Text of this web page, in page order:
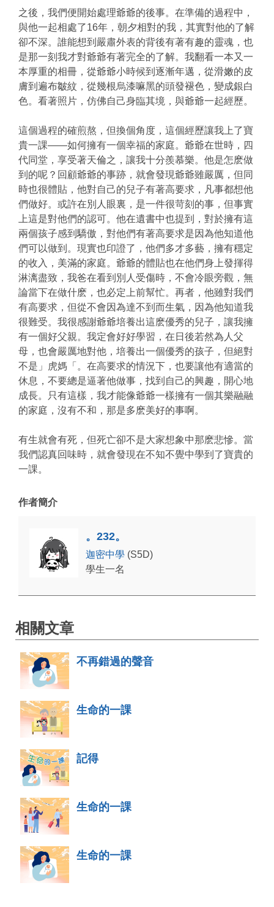
之後，我們便開始處理爺爺的後事。在準備的過程中，
與他一起相處了16年，朝夕相對的我，其實對他的了解
卻不深。誰能想到嚴肅外表的背後有著有趣的靈魂，也
是那一刻我才對爺爺有著完全的了解。我翻看一本又一
本厚重的相冊，從爺爺小時候到逐漸年邁，從滑嫩的皮
膚到遍布皺紋，從幾根烏漆嘛黑的頭發褪色，變成銀白
色。看著照片，仿佛自己身臨其境，與爺爺一起經歷。
這個過程的確煎熬，但換個角度，這個經歷讓我上了寶
貴一課——如何擁有一個幸福的家庭。爺爺在世時，四
代同堂，享受著天倫之，讓我十分羨慕樂。他是怎麽做
到的呢？回顧爺爺的事跡，就會發現爺爺雖嚴厲，但同
時也很體貼，他對自己的兒子有著高要求，凡事都想他
們做好。或許在別人眼裏，是一件很苛刻的事，但事實
上這是對他們的認可。他在遺書中也提到，對於擁有這
兩個孩子感到驕傲，對他們有著高要求是因為他知道他
們可以做到。現實也印證了，他們多才多藝，擁有穩定
的收入，美滿的家庭。爺爺的體貼也在他們身上發揮得
淋漓盡致，我爸在看到別人受傷時，不會冷眼旁觀，無
論當下在做什麽，也必定上前幫忙。再者，他雖對我們
有高要求，但從不會因為達不到而生氣，因為他知道我
很難受。我很感謝爺爺培養出這麽優秀的兒子，讓我擁
有一個好父親。我定會好好學習，在日後若然為人父
母，也會嚴厲地對他，培養出一個優秀的孩子，但絕對
不是」虎媽「。在高要求的情況下，也要讓他有適當的
休息，不要總是逼著他做事，找到自己的興趣，開心地
成長。只有這樣，我才能像爺爺一樣擁有一個其樂融融
的家庭，沒有不和，那是多麽美好的事啊。
有生就會有死，但死亡卻不是大家想象中那麽悲慘。當
我們認真回味時，就會發現在不知不覺中學到了寶貴的
一課。
作者簡介
。232。
迦密中學 (S5D)
學生一名
相關文章
不再錯過的聲音
生命的一課
記得
生命的一課
生命的一課